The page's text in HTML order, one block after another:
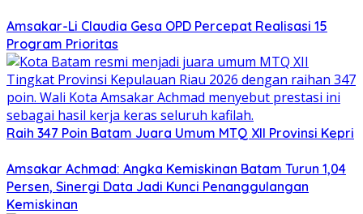
Amsakar-Li Claudia Gesa OPD Percepat Realisasi 15
Program Prioritas
Raih 347 Poin Batam Juara Umum MTQ XII Provinsi Kepri
Amsakar Achmad: Angka Kemiskinan Batam Turun 1,04
Persen, Sinergi Data Jadi Kunci Penanggulangan
Kemiskinan